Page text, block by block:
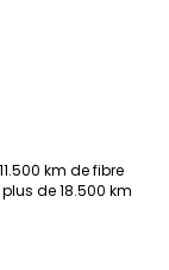
km de fibre
de 18.500 km